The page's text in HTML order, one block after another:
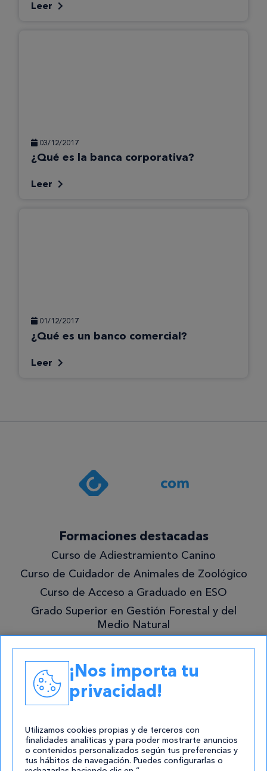
Leer
03/12/2017
¿Qué es la banca corporativa?
Leer
01/12/2017
¿Qué es un banco comercial?
Leer
Formaciones destacadas
Curso de Adiestramiento Canino
Curso de Cuidador de Animales de Zoológico
Curso de Acceso a Graduado en ESO
Grado Superior en Gestión Forestal y del
Medio Natural
Contacto
atencion@cursos.com
Redes Sociales
¡Nos importa tu
privacidad!
Utilizamos cookies propias y de terceros con
finalidades analíticas y para poder mostrarte anuncios
o contenidos personalizados según tus preferencias y
tus hábitos de navegación. Puedes configurarlas o